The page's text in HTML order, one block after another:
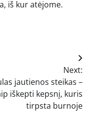
iš kur atėjome.
Next:
jautienos steikas –
iškepti kepsnį, kuris
tirpsta burnoje